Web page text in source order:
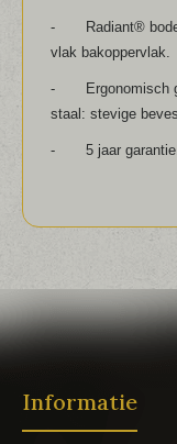
-
Radiant®
vlak bakoppervlak.
-
Ergonomisch
staal: stevige
- 5 jaar garantie.
Informatie